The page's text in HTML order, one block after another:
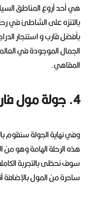
هي أحد أروع المناطق
بالتنزه على الشاطئ في
بأفضل قارب و استئجار
الجمال الموجودة في
المقاهي.
4. جولة مول فارلي باش
وفي نهاية الجولة
هذه الرحلة الهامة وهو من
سوف نحظى بالتجربة
ساحرة من المول بالإضافة